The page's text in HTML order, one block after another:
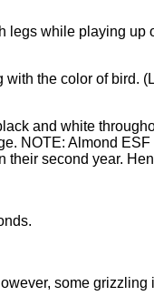
while playing up
the color of bird.
and white
NOTE: Almond
second year.
some grizzling